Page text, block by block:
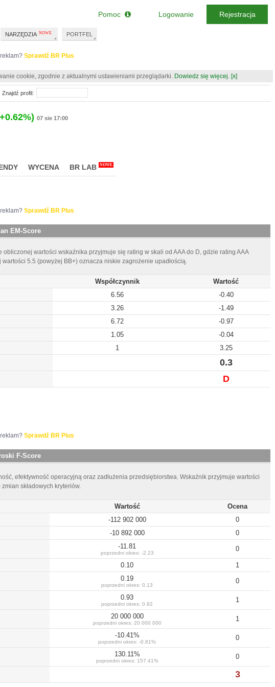
Sprawdź BR Plus
cookie, zgodnie z aktualnymi ustawieniami przeglądarki. Dowiedz się więcej. [x]
07 sie 17:00
WYCENA BR LAB NOWE
Sprawdź BR Plus
EM-Score
wartości wskaźnika przyjmuje się rating w skali od AAA do D, gdzie rating AAA
5.5 (powyżej BB+) oznacza niskie zagrożenie upadłością.
Współczynnik
Wartość
6.56
-0.40
3.26
-1.49
6.72
-0.97
1.05
-0.04
1 3.25
0.3
D
Sprawdź BR Plus
F-Score
efektywność operacyjną oraz zadłużenia przedsiębiorstwa. Wskaźnik przyjmuje wartości
składowych kryteriów.
Wartość
Ocena
-112 902 000
0
-10 892 000 0
-11.81
poprzedni okres: -2.23
0
0.10 1
0.19
poprzedni okres: 0.13
0
0.93
poprzedni okres: 0.92
1
20 000 000
poprzedni okres: 20 000 000
1
-10.41%
poprzedni okres: -0.81%
0
130.11%
poprzedni okres: 157.41%
0
3
Znajdź profil:
NARZĘDZIA PORTFEL
Pomoc Logowanie Rejestracja